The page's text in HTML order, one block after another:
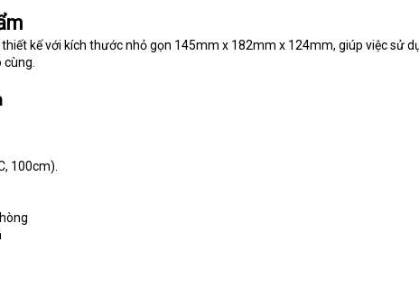
kế với kích thước nhỏ gọn 145mm x 182mm x 124mm, giúp việc sử
100cm).